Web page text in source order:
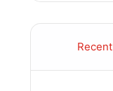
Recent